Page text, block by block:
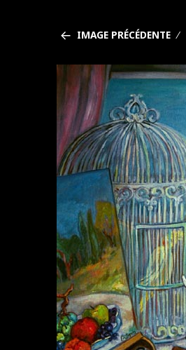
IMAGE PRÉCÉDENTE